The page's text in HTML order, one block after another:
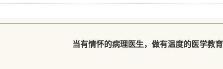
当有情怀的病理医生，做有温度的医学教育